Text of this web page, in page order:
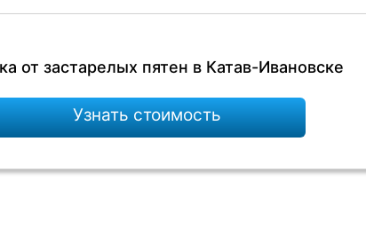
от застарелых пятен в Катав-Ивановске
Узнать стоимость